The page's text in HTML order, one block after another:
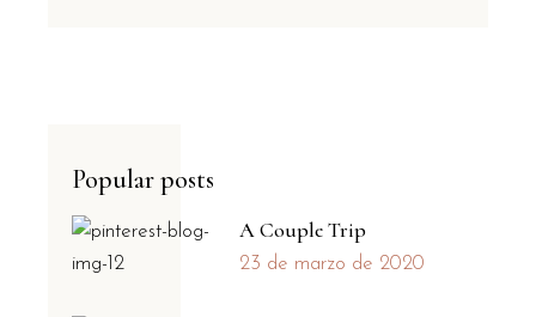
Popular posts
A Couple Trip
23 de marzo de 2020